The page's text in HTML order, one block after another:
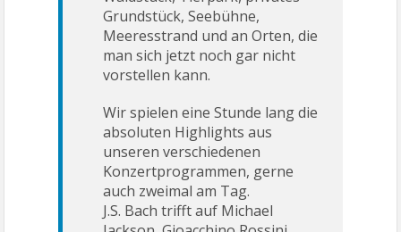
Grundstück, Seebühne,
Meeresstrand und an Orten, die
man sich jetzt noch gar nicht
vorstellen kann.
Wir spielen eine Stunde lang die
absoluten Highlights aus
unseren verschiedenen
Konzertprogrammen, gerne
auch zweimal am Tag.
J.S. Bach trifft auf Michael